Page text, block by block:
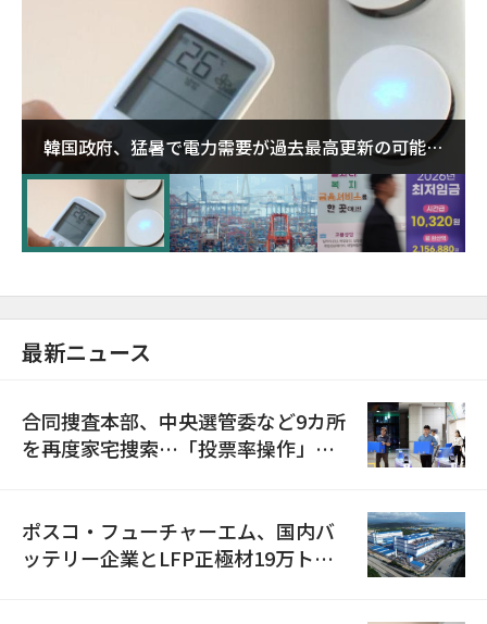
韓国政府、猛暑で電力需要が過去最高更新の可能性
に需給対応体制を点検
最新ニュース
合同捜査本部、中央選管委など9カ所
を再度家宅捜索…「投票率操作」の
ポスコ・フューチャーエム、国内バ
ッテリー企業とLFP正極材19万トン